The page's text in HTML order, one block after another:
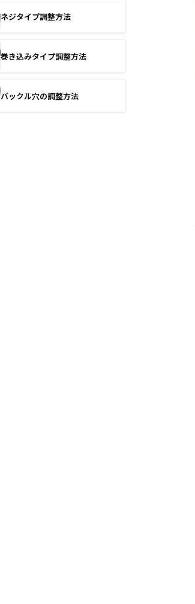
ネジタイプ調整方法
巻き込みタイプ調整方法
バックル穴の調整方法